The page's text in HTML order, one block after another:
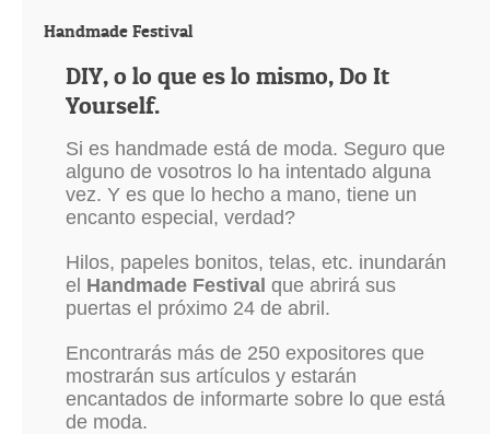
Handmade Festival
DIY, o lo que es lo mismo, Do It
Yourself.
Si es handmade está de moda. Seguro que
alguno de vosotros lo ha intentado alguna
vez. Y es que lo hecho a mano, tiene un
encanto especial, verdad?
Hilos, papeles bonitos, telas, etc. inundarán
el Handmade Festival que abrirá sus
puertas el próximo 24 de abril.
Encontrarás más de 250 expositores que
mostrarán sus artículos y estarán
encantados de informarte sobre lo que está
de moda.